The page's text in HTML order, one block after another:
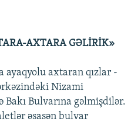
AXTARA GƏLİRİK»
ayaqyolu axtaran qızlar -
Nizami
Bakı Bulvarına gəlmişdilər.
əsasən bulvar